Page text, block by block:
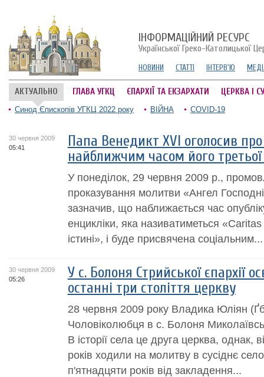
ІНФОРМАЦІЙНИЙ РЕСУРС
Української Греко-Католицької
НОВИНИ СТАТТІ ІНТЕРВ'Ю
АКТУАЛЬНО ГЛАВА УГКЦ ЄПАРХІЇ ТА ЕКЗАРХАТИ ЦЕРКВА І
Синод Єпископів УГКЦ 2022 року ВІЙНА COVID-19
30 червня 2009
05:41
Папа Венедикт XVI оголосив про
найближчим часом його
У понеділок, 29 червня 2009 р.,
проказування молитви «Ангел
зазначив, що наближається час
енцикліки, яка називатиметься
істині», і буде присвячена соціальним...
30 червня 2009
05:26
У с. Болоня Стрийської єпархії
останні три століття церкву
28 червня 2009 року Владика Юліян
Чоловіколюбця в с. Болоня
В історії села це друга церква, однак,
років ходили на молитву в сусіднє
п'ятнадцяти років від закладення...